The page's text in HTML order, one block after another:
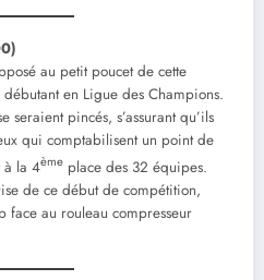
au petit poucet de cette
en Ligue des Champions.
seraient pincés, s’assurant qu’ils
qui comptabilisent un point de
à la 4ème place des 32 équipes.
de ce début de compétition,
face au rouleau compresseur